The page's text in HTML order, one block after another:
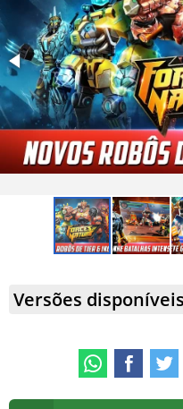
expressar sua
Melhorias em torneios
aos jogadores a
melhores e alcançar o
Versões